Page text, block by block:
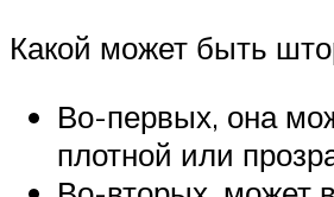
Какой может быть
Во-первых, она
плотной или